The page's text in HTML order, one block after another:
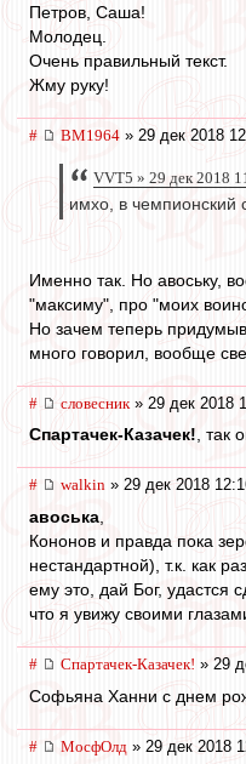
Петров, Саша!
Молодец.
Очень правильный текст.
Жму руку!
# BM1964 » 29 дек 2018
VVT5 » 29 дек 2018
имхо, в чемпионский
Именно так. Но авоську,
"максиму", про "моих
Но зачем теперь
много говорил, вообще
# словесник » 29 дек 2018
Спартачек-Казачек!, так
# walkin » 29 дек 2018
авоська
Кононов и правда пока
нестандартной), т.к. как
ему это, дай Бог, удастся
что я увижу своими
# Спартачек-Казачек! » 29
Софьяна Ханни с днем
# МосфОлд » 29 дек 2018